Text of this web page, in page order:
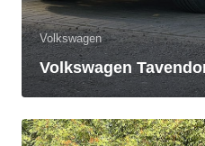
Volkswagen
Volkswagen